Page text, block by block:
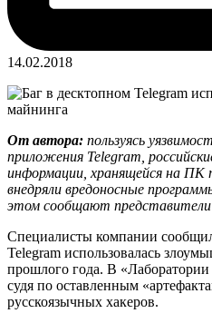
14.02.2018
От автора: пользуясь
приложения Telegram,
информации, хранящейся на ПК
внедряли вредоносные
этом сообщают представители
Специалисты компании
Telegram использовалась
прошлого года. В «Лаборатории
судя по оставленным
русскоязычных хакеров.